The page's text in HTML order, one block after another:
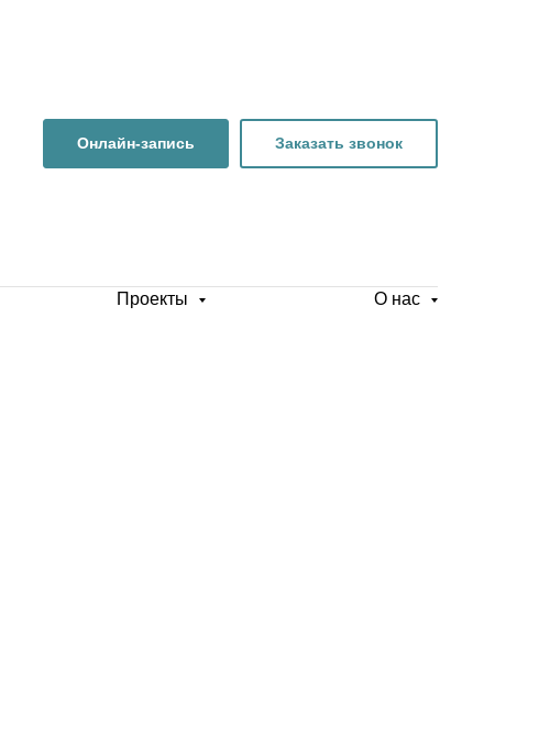
Онлайн-запись Заказать звонок
Проекты О нас